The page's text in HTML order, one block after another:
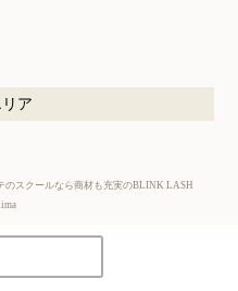
ア
のスクールなら商材も充実のBLINK LASH